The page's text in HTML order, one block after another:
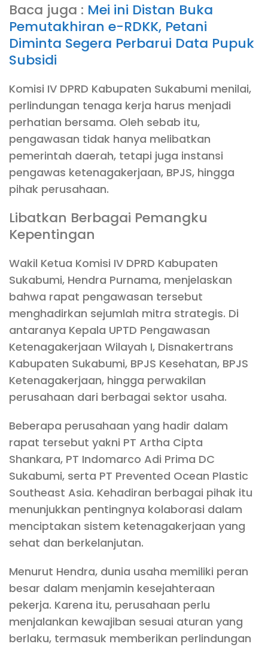
Baca juga : Mei ini Distan Buka
Pemutakhiran e-RDKK, Petani
Diminta Segera Perbarui Data Pupuk
Subsidi
Komisi IV DPRD Kabupaten Sukabumi menilai,
perlindungan tenaga kerja harus menjadi
perhatian bersama. Oleh sebab itu,
pengawasan tidak hanya melibatkan
pemerintah daerah, tetapi juga instansi
pengawas ketenagakerjaan, BPJS, hingga
pihak perusahaan.
Libatkan Berbagai Pemangku
Kepentingan
Wakil Ketua Komisi IV DPRD Kabupaten
Sukabumi, Hendra Purnama, menjelaskan
bahwa rapat pengawasan tersebut
menghadirkan sejumlah mitra strategis. Di
antaranya Kepala UPTD Pengawasan
Ketenagakerjaan Wilayah I, Disnakertrans
Kabupaten Sukabumi, BPJS Kesehatan, BPJS
Ketenagakerjaan, hingga perwakilan
perusahaan dari berbagai sektor usaha.
Beberapa perusahaan yang hadir dalam
rapat tersebut yakni PT Artha Cipta
Shankara, PT Indomarco Adi Prima DC
Sukabumi, serta PT Prevented Ocean Plastic
Southeast Asia. Kehadiran berbagai pihak itu
menunjukkan pentingnya kolaborasi dalam
menciptakan sistem ketenagakerjaan yang
sehat dan berkelanjutan.
Menurut Hendra, dunia usaha memiliki peran
besar dalam menjamin kesejahteraan
pekerja. Karena itu, perusahaan perlu
menjalankan kewajiban sesuai aturan yang
berlaku, termasuk memberikan perlindungan